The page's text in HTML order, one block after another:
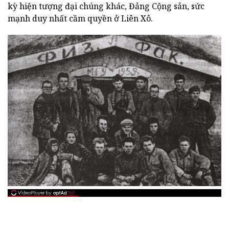
kỳ hiện tượng đại chúng khác, Đảng Cộng sản, sức
mạnh duy nhất cầm quyền ở Liên Xô.